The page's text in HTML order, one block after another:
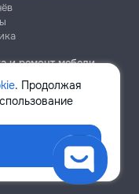
. Продолжая
и ремонт мебели